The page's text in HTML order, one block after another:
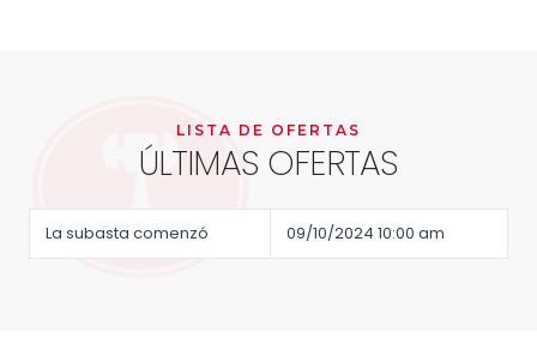
LISTA DE OFERTAS
ÚLTIMAS OFERTAS
La subasta comenzó 09/10/2024 10:00 am